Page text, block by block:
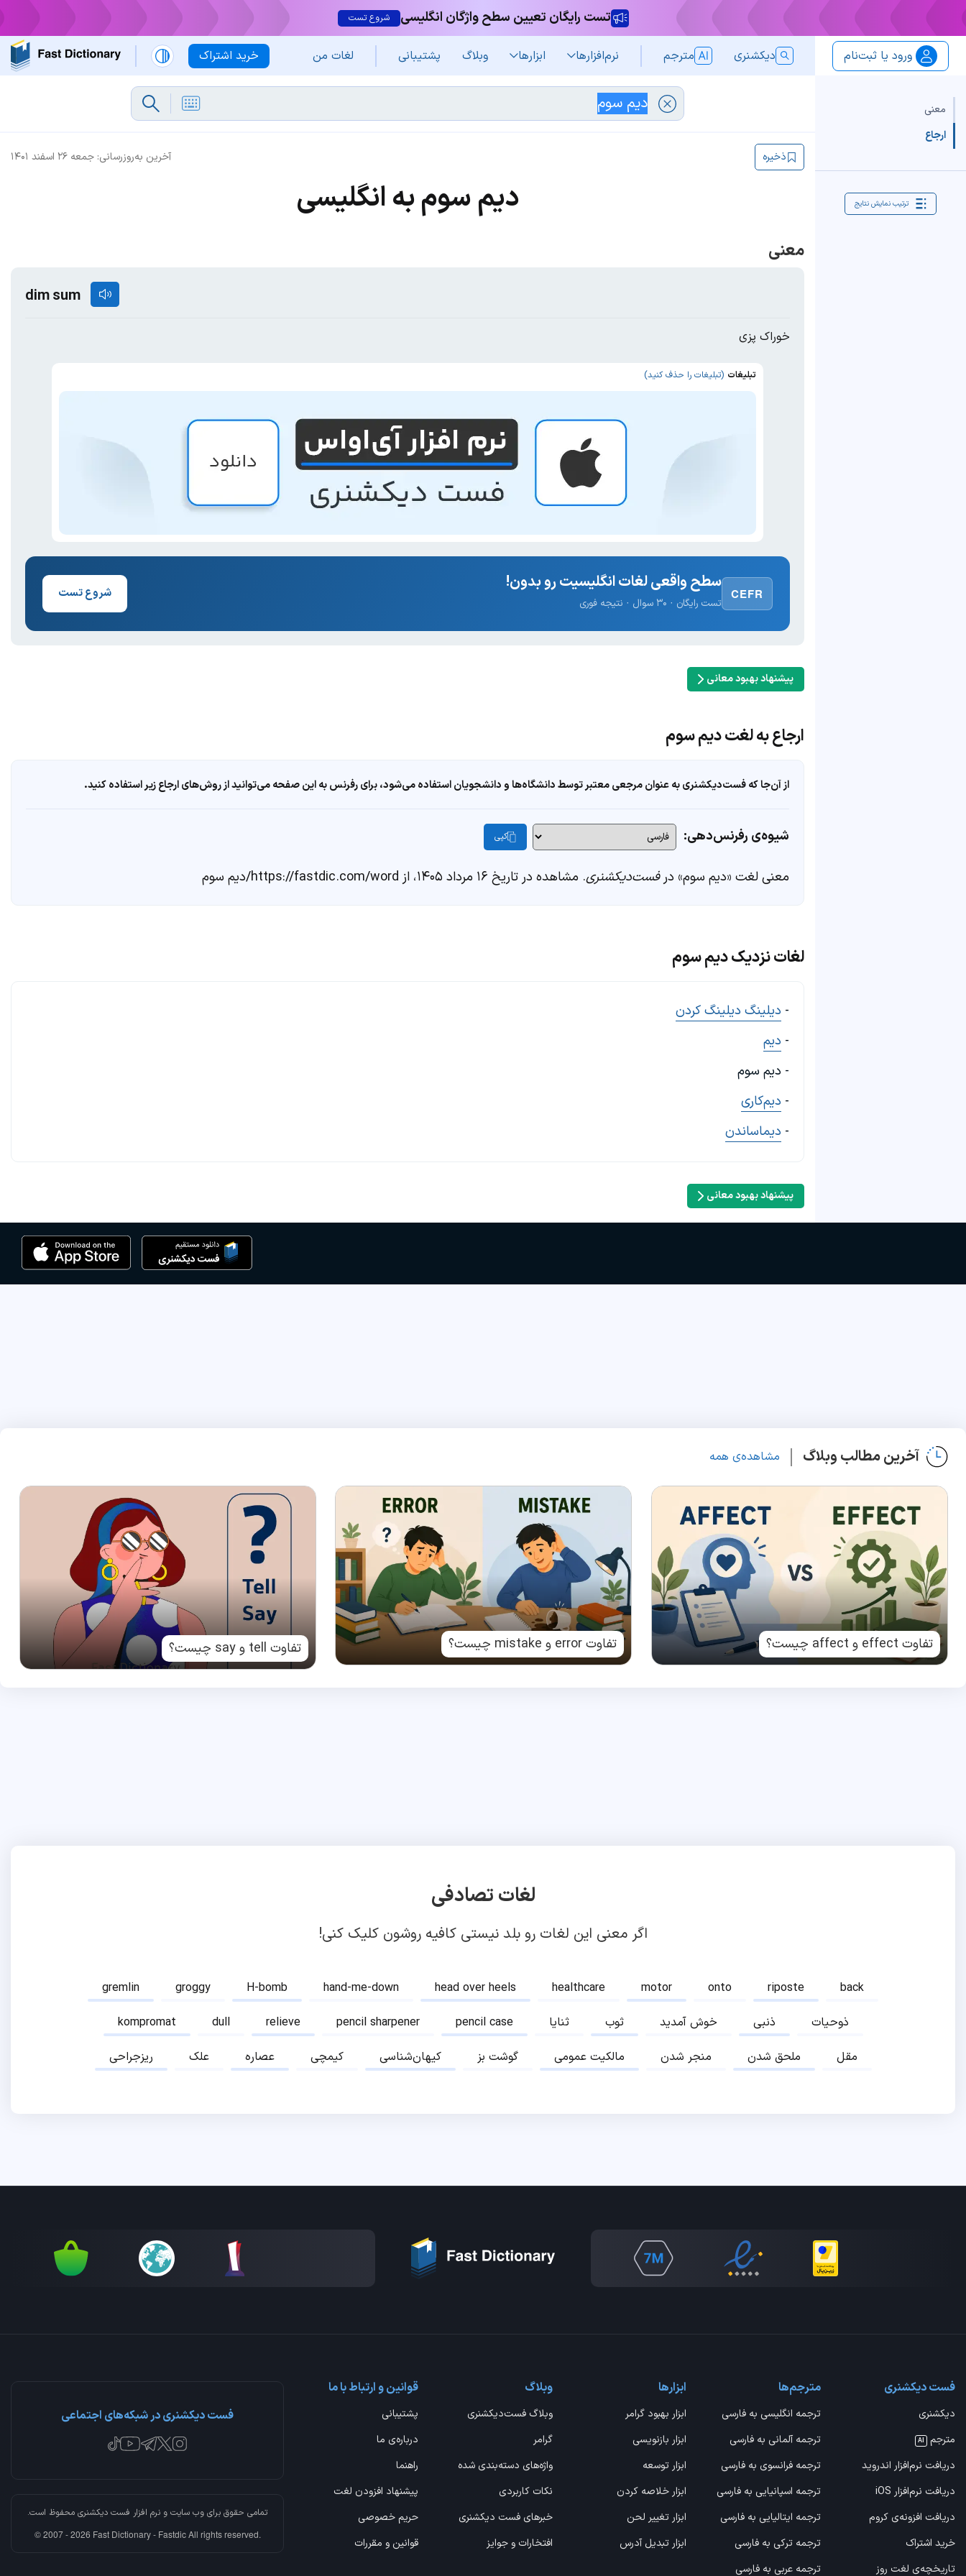
تست رایگان تعیین سطح واژگان انگلیسی شروع تست
خرید اشتراک ورود یا ثبت‌نام دیکشنری مترجم نرم‌افزار‌ها ابزارها وبلاگ پشتیبانی لغات من
معنی
ارجاع
ترتیب نمایش نتایج
آخرین به‌روزرسانی: جمعه ۲۶ اسفند ۱۴۰۱ ذخیره
دیم سوم به انگلیسی
معنی
dim sum
خوراک پزی
تبلیغات (تبلیغات را حذف کنید)
CEFR
سطح واقعی لغات انگلیسیت رو بدون!
تست رایگان · ۳۰ سوال · نتیجه فوری
شروع تست
پیشنهاد بهبود معانی
ارجاع به لغت دیم سوم
از آن‌جا که فست‌دیکشنری به عنوان مرجعی معتبر توسط دانشگاه‌ها و دانشجویان استفاده می‌شود، برای رفرنس به این صفحه می‌توانید از روش‌های ارجاع زیر استفاده کنید.
شیوه‌ی رفرنس‌دهی: کپی
معنی لغت «دیم سوم» درفست‌دیکشنری. مشاهده در تاریخ ۱۶ مرداد ۱۴۰۵، از https://fastdic.com/word/دیم سوم
لغات نزدیک دیم سوم
- دیلینگ دیلینگ کردن
- دیم
- دیم سوم
- دیم‌کاری
- دیماساندن
پیشنهاد بهبود معانی
آخرین مطالب وبلاگ مشاهده‌ی همه
تفاوت effect و affect چیست؟ تفاوت error و mistake چیست؟ تفاوت tell و say چیست؟
لغات تصادفی
اگر معنی این لغات رو بلد نیستی کافیه روشون کلیک کنی!
gremlin groggy H-bomb hand-me-down head over heels healthcare motor onto riposte
back
kompromat
dull relieve pencil sharpener pencil case ثنایا ثوب خوش آمدید ذنبی
ذوحیات
ریزجراحی
علک عصاره کیمچی کیهان‌شناسی گوشت بز مالکیت عمومی منجر شدن ملحق شدن مقل
فست دیکشنری
دیکشنری
مترجم
AI
دریافت نرم‌افزار اندروید
دریافت نرم‌افزار iOS
دریافت افزونه‌ی کروم
خرید اشتراک
تاریخچه‌ی لغت روز
مترجم‌ها
ترجمه انگلیسی به فارسی
ترجمه آلمانی به فارسی
ترجمه فرانسوی به فارسی
ترجمه اسپانیایی به فارسی
ترجمه ایتالیایی به فارسی
ترجمه ترکی به فارسی
ترجمه عربی به فارسی
ابزارها
ابزار بهبود گرامر
ابزار بازنویسی
ابزار توسعه
ابزار خلاصه کردن
ابزار تغییر لحن
ابزار تبدیل آدرس
وبلاگ
وبلاگ فست‌دیکشنری
گرامر
واژه‌های دسته‌بندی شده
نکات کاربردی
خبرهای فست دیکشنری
افتخارات و جوایز
قوانین و ارتباط با ما
پشتیبانی
درباره‌ی ما
راهنما
پیشنهاد افزودن لغت
حریم خصوصی
قوانین و مقررات
فست دیکشنری در شبکه‌های اجتماعی
تمامی حقوق برای وب سایت و نرم افزار فست دیکشنریمحفوظ است.
© 2007 - 2026 Fast Dictionary - Fastdic All rights reserved.